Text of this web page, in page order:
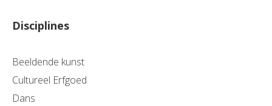
Disciplines
Beeldende kunst
Cultureel Erfgoed
Dans